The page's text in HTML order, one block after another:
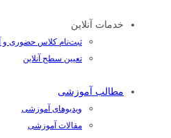
خدمات آنلاین
ثبت‌نام کلاس حضوری و
تعیین سطح آنلاین
مطالب آموزشی
ویدیوهای آموزشی
مقالات آموزشی